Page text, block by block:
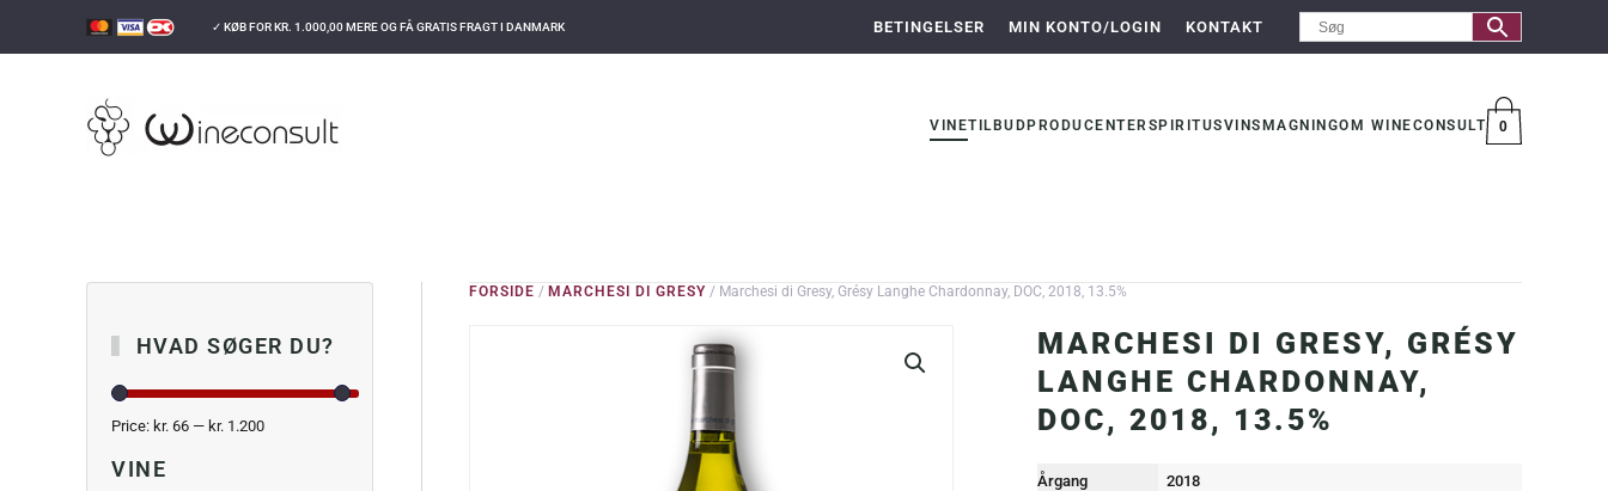
✓ KØB FORKR. 1.000,00MERE OG FÅ GRATIS FRAGT I DANMARK BETINGELSER MIN KONTO/LOGIN KONTAKT
VINETILBUD PRODUCENTERSPIRITUSVINSMAGNINGOM WINECONSULT 0
FORSIDE / MARCHESI DI GRESY / Marchesi di Gresy, Grésy Langhe Chardonnay, DOC, 2018, 13.5%
MARCHESI DI GRESY, GRÉSY
LANGHE CHARDONNAY,
DOC, 2018, 13.5%
Årgang 2018
HVAD SØGER DU?
Price: kr. 66 — kr. 1.200
VINE